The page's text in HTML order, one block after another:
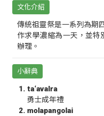
文化介紹
傳統祖靈祭是一系列為期
作求學濃縮為一天，並特
辦理。
小辭典
ta‘avalra
勇士成年禮
molapangolai